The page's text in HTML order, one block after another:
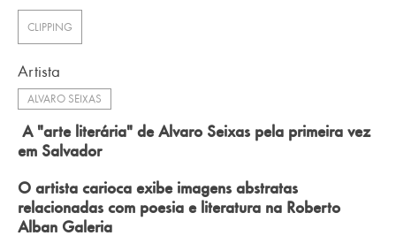
CLIPPING
Artista
ALVARO SEIXAS
A "arte literária" de Alvaro Seixas pela primeira vez
em Salvador
O artista carioca exibe imagens abstratas
relacionadas com poesia e literatura na Roberto
Alban Galeria